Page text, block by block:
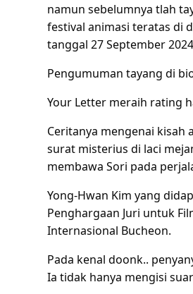
namun sebelumnya tlah
festival animasi teratas di
tanggal 27 September
Pengumuman tayang di
Your Letter meraih rating
Ceritanya mengenai kisah
surat misterius di laci
membawa Sori pada
Yong-Hwan Kim yang
Penghargaan Juri untuk
Internasional Bucheon.
Pada kenal doonk..
Ia tidak hanya mengisi